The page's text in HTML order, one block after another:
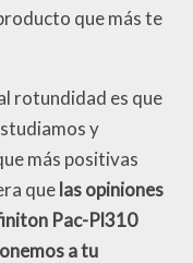
que más te
rotundidad es que
y
más positivas
quelas opiniones
Pac-Pl310
a tu